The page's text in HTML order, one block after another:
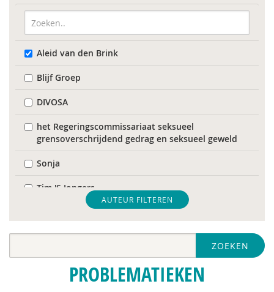
Aleid van den Brink
Blijf Groep
DIVOSA
het Regeringscommissariaat seksueel
grensoverschrijdend gedrag en seksueel geweld
Sonja
Tim 'S Jongers
Catelijne Akkermans
Mariët an Rossum
Bob Austmann
Naima Azough
AUTEUR FILTEREN
ZOEKEN
PROBLEMATIEKEN